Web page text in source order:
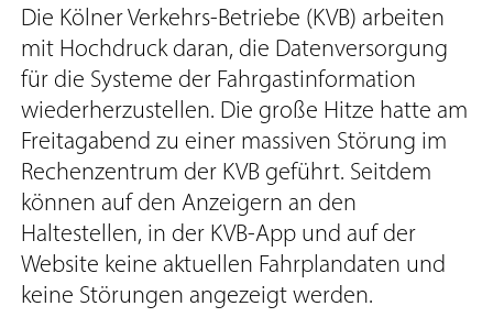
Die Kölner Verkehrs-Betriebe (KVB) arbeiten
mit Hochdruck daran, die Datenversorgung
für die Systeme der Fahrgastinformation
wiederherzustellen. Die große Hitze hatte am
Freitagabend zu einer massiven Störung im
Rechenzentrum der KVB geführt. Seitdem
können auf den Anzeigern an den
Haltestellen, in der KVB-App und auf der
Website keine aktuellen Fahrplandaten und
keine Störungen angezeigt werden.